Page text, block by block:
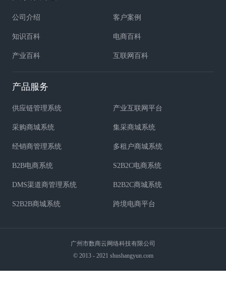
公司介绍 客户案例
知识百科 电商百科
产业百科 互联网百科
产品服务
供应链管理系统 产业互联网平台
采购商城系统 集采商城系统
经销商管理系统 多租户商城系统
B2B电商系统 S2B2C电商系统
DMS渠道商管理系统 B2B2C商城系统
S2B2B商城系统 跨境电商平台
广州市数商云网络科技有限公司
© 2013 - 2021 shushangyun.com